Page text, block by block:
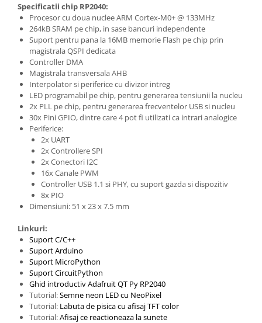
Specificatii chip RP2040:
Procesor cu doua nuclee ARM Cortex-M0+ @ 133MHz
264kB SRAM pe chip, in sase bancuri independente
Suport pentru pana la 16MB memorie Flash pe chip prin
magistrala QSPI dedicata
Controller DMA
Magistrala transversala AHB
Interpolator si periferice cu divizor intreg
LED programabil pe chip, pentru generarea tensiunii la nucleu
2x PLL pe chip, pentru generarea frecventelor USB si nucleu
30x Pini GPIO, dintre care 4 pot fi utilizati ca intrari analogice
Periferice:
2x UART
2x Controllere SPI
2x Conectori I2C
16x Canale PWM
Controller USB 1.1 si PHY, cu suport gazda si dispozitiv
8x PIO
Dimensiuni: 51 x 23 x 7.5 mm
Linkuri:
Suport C/C++
Suport Arduino
Suport MicroPython
Suport CircuitPython
Ghid introductiv Adafruit QT Py RP2040
Tutorial:Semne neon LED cu NeoPixel
Tutorial: Labuta de pisica cu afisaj TFT color
Tutorial:Afisaj ce reactioneaza la sunete